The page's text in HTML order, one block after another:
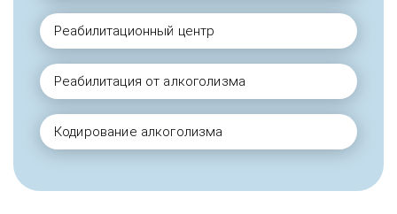
Реабилитационный центр
Реабилитация от алкоголизма
Кодирование алкоголизма